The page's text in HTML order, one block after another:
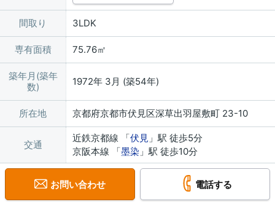
間取り 3LDK
専有面積 75.76㎡
築年月(築年
数)
1972年 3月 (築54年)
所在地 京都府京都市伏見区深草出羽屋敷町 23-10
交通
近鉄京都線 「伏見 」駅 徒歩5分
京阪本線 「墨染 」駅 徒歩10分
お問い合わせ 電話する